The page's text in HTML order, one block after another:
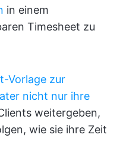
in einem
Timesheet zu
Vorlage zur
nicht nur ihre
weitergeben,
wie sie ihre Zeit